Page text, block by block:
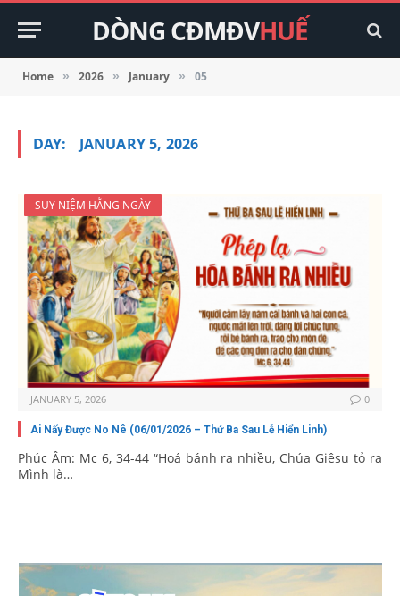
DÒNG CĐMĐVHUẾ
Home » 2026 » January » 05
DAY: JANUARY 5, 2026
SUY NIỆM HẰNG NGÀY
JANUARY 5, 2026 0
Ai Nấy Được No Nê (06/01/2026 – Thứ Ba Sau Lễ Hiển Linh)
Phúc Âm: Mc 6, 34-44 “Hoá bánh ra nhiều, Chúa Giêsu tỏ ra
Mình là…